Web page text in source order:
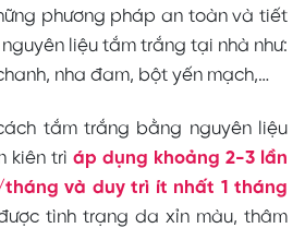
phương pháp an toàn và tiết
liệu tắm trắng tại nhà như:
nha đam, bột yến mạch,…
tắm trắng bằng nguyên liệu
kiên trì áp dụng khoảng 2-3 lần
tháng và duy trì ít nhất 1 tháng
tình trạng da xỉn màu, thâm